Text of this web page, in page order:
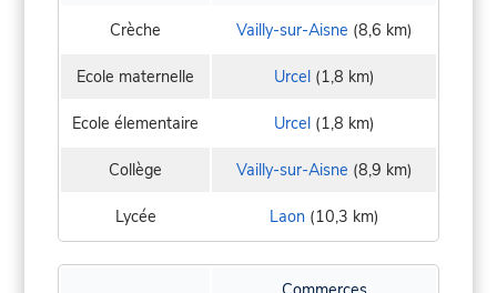
Crèche Vailly-sur-Aisne (8,6 km)
Ecole maternelle Urcel(1,8 km)
Ecole élementaire Urcel(1,8 km)
Collège Vailly-sur-Aisne (8,9 km)
Lycée Laon(10,3 km)